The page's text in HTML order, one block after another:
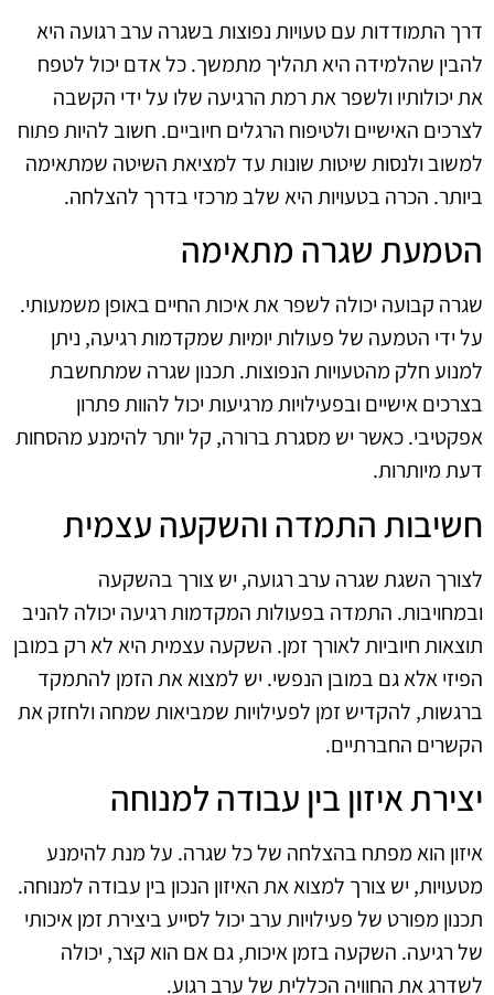
דרך התמודדות עם טעויות נפוצות בשגרה ערב רגועה היא
להבין שהלמידה היא תהליך מתמשך. כל אדם יכול לטפח
את יכולותיו ולשפר את רמת הרגיעה שלו על ידי הקשבה
לצרכים האישיים ולטיפוח הרגלים חיוביים. חשוב להיות פתוח
למשוב ולנסות שיטות שונות עד למציאת השיטה שמתאימה
ביותר. הכרה בטעויות היא שלב מרכזי בדרך להצלחה.
הטמעת שגרה מתאימה
שגרה קבועה יכולה לשפר את איכות החיים באופן משמעותי.
על ידי הטמעה של פעולות יומיות שמקדמות רגיעה, ניתן
למנוע חלק מהטעויות הנפוצות. תכנון שגרה שמתחשבת
בצרכים אישיים ובפעילויות מרגיעות יכול להוות פתרון
אפקטיבי. כאשר יש מסגרת ברורה, קל יותר להימנע מהסחות
דעת מיותרות.
חשיבות התמדה והשקעה עצמית
לצורך השגת שגרה ערב רגועה, יש צורך בהשקעה
ובמחויבות. התמדה בפעולות המקדמות רגיעה יכולה להניב
תוצאות חיוביות לאורך זמן. השקעה עצמית היא לא רק במובן
הפיזי אלא גם במובן הנפשי. יש למצוא את הזמן להתמקד
ברגשות, להקדיש זמן לפעילויות שמביאות שמחה ולחזק את
הקשרים החברתיים.
יצירת איזון בין עבודה למנוחה
איזון הוא מפתח בהצלחה של כל שגרה. על מנת להימנע
מטעויות, יש צורך למצוא את האיזון הנכון בין עבודה למנוחה.
תכנון מפורט של פעילויות ערב יכול לסייע ביצירת זמן איכותי
של רגיעה. השקעה בזמן איכות, גם אם הוא קצר, יכולה
לשדרג את החוויה הכללית של ערב רגוע.